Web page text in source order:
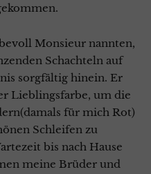
Monsieur nannten,
Schachteln auf
sorgfältig hinein. Er
Lieblingsfarbe, um die
für mich Rot)
Schleifen zu
bis nach Hause
meine Brüder und